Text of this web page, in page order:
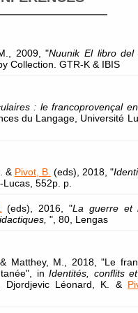
2009, "Nuunik El libro
Collection. GTR-K & IBIS
: le francoprovençal
du Langage, Université
& Pivot, B. (eds), 2018, "
552p. p.
(eds), 2016, "La guerre et
", 80, Lengas
& Matthey, M., 2018, "Le
inIdentités, conflits
Djordjevic Léonard, K. &